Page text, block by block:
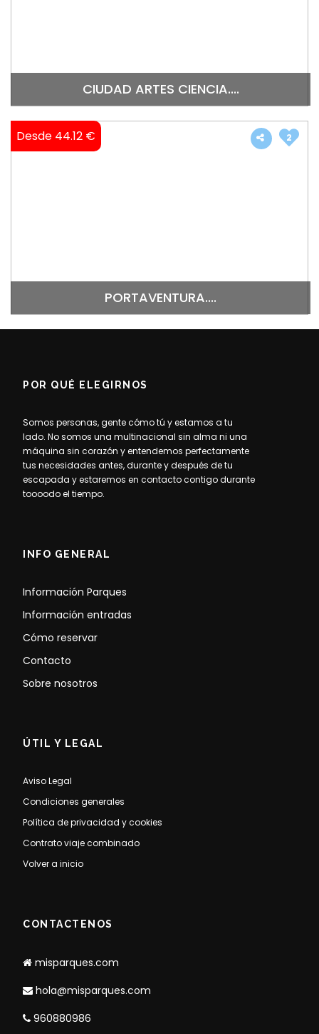
CIUDAD ARTES CIENCIA....
Desde 44.12 €
PORTAVENTURA....
2
POR QUÉ ELEGIRNOS
Somos personas, gente cómo tú y estamos a tu
lado. No somos una multinacional sin alma ni una
máquina sin corazón y entendemos perfectamente
tus necesidades antes, durante y después de tu
escapada y estaremos en contacto contigo durante
toooodo el tiempo.
INFO GENERAL
Información Parques
Información entradas
Cómo reservar
Contacto
Sobre nosotros
ÚTIL Y LEGAL
Aviso Legal
Condiciones generales
Política de privacidad y cookies
Contrato viaje combinado
Volver a inicio
CONTACTENOS
misparques.com
hola@misparques.com
960880986